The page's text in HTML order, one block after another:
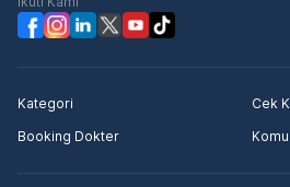
Kategori
Cek
Booking Dokter